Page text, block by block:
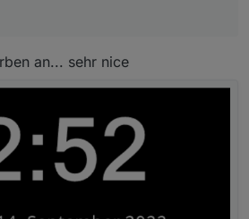
an... sehr nice